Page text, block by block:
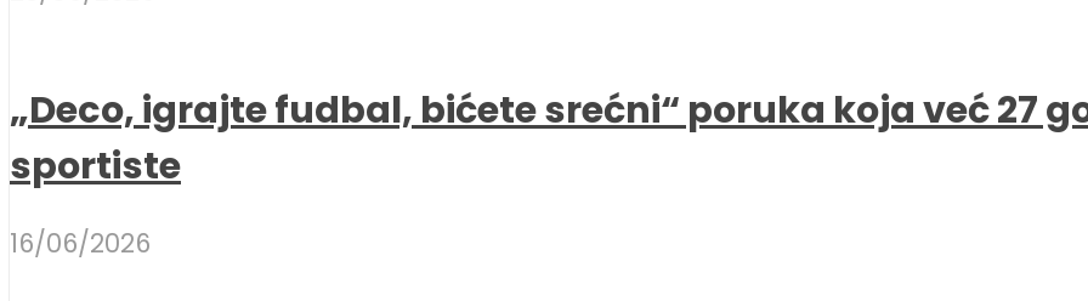
„Deco, igrajte fudbal, bićete srećni“ poruka koja već 27
sportiste
16/06/2026